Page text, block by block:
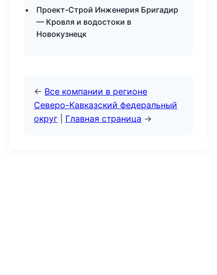
Проект-Строй Инженерия Бригадир
— Кровля и водостоки в
Новокузнецк
← Все компании в регионе
Северо-Кавказский федеральный
округ
Главная страница →